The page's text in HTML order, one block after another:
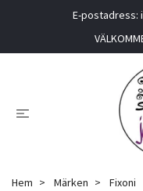
E-postadress:
Hem Märken Fixoni